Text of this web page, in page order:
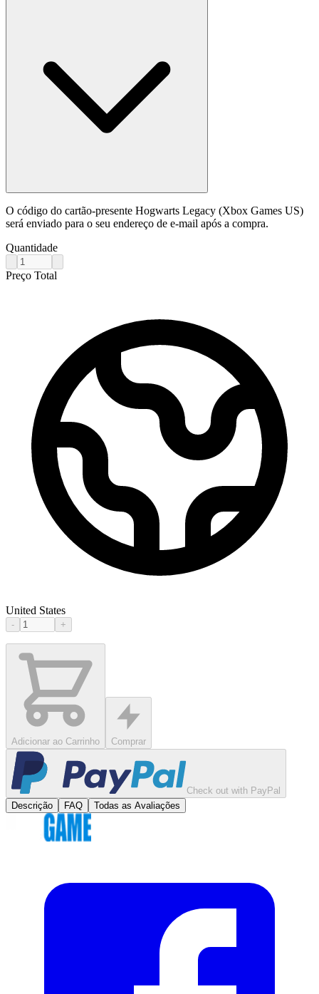
O código do cartão-presente Hogwarts Legacy (Xbox Games US)
será enviado para o seu endereço de e-mail após a compra.
Quantidade
Preço Total
United States
- +
Adicionar ao Carrinho Comprar
Check out with PayPal
Descrição
FAQ Todas as Avaliações